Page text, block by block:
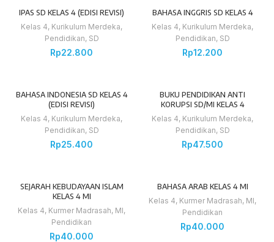
IPAS SD KELAS 4 (EDISI REVISI)
Kelas 4, Kurikulum Merdeka,
Pendidikan, SD
Rp22.800
BAHASA INGGRIS SD KELAS 4
Kelas 4, Kurikulum Merdeka,
Pendidikan, SD
Rp12.200
BAHASA INDONESIA SD KELAS 4
(EDISI REVISI)
Kelas 4, Kurikulum Merdeka,
Pendidikan, SD
Rp25.400
BUKU PENDIDIKAN ANTI
KORUPSI SD/MI KELAS 4
Kelas 4, Kurikulum Merdeka,
Pendidikan, SD
Rp47.500
SEJARAH KEBUDAYAAN ISLAM
KELAS 4 MI
Kelas 4, Kurmer Madrasah, MI,
Pendidikan
Rp40.000
BAHASA ARAB KELAS 4 MI
Kelas 4, Kurmer Madrasah, MI,
Pendidikan
Rp40.000